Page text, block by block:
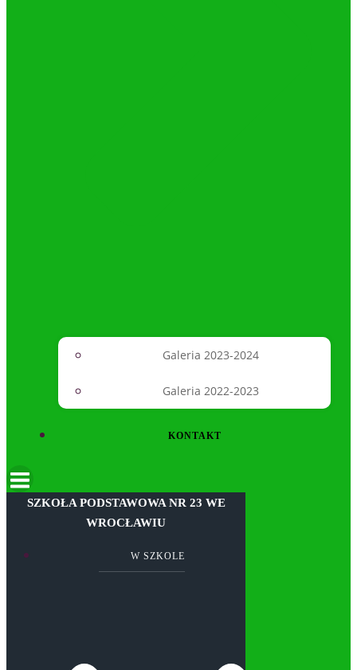
Galeria 2023-2024
Galeria 2022-2023
KONTAKT
SZKOŁA PODSTAWOWA NR 23 WE
WROCŁAWIU
W SZKOLE